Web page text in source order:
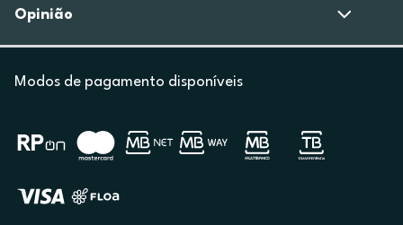
Opinião
Modos de pagamento disponíveis